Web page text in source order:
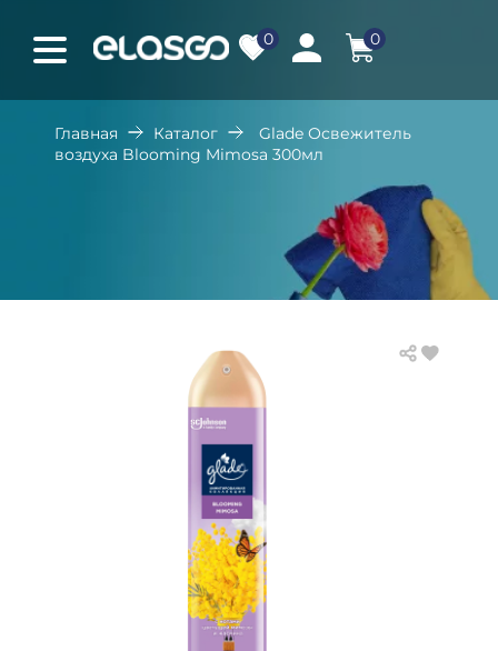
0 0
Главная Каталог
Glade Освежитель
воздуха Blooming Mimosa 300мл